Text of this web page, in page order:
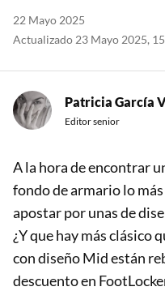
22 Mayo 2025
Actualizado 23 Mayo 2025,
Patricia García
Editor senior
A la hora de encontrar
fondo de armario lo
apostar por unas de
¿Y que hay más clásico
con diseño Mid están
descuento en